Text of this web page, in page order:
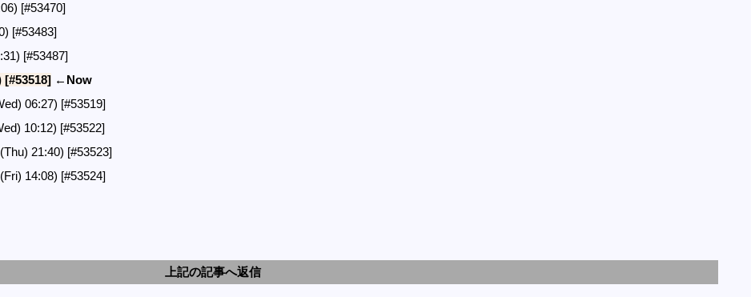
[#53470]
[#53483]
[#53487]
[#53518] ←Now
06:27) [#53519]
10:12) [#53522]
21:40) [#53523]
14:08) [#53524]
上記の記事へ返信